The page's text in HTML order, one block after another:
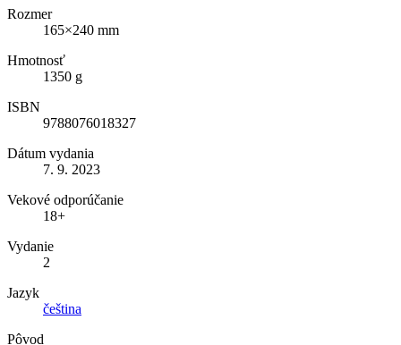
Rozmer
165×240 mm
Hmotnosť
1350 g
ISBN
9788076018327
Dátum vydania
7. 9. 2023
Vekové odporúčanie
18+
Vydanie
2
Jazyk
čeština
Pôvod